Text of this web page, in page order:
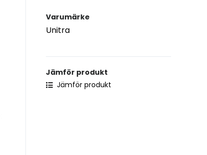
Varumärke
Unitra
Jämför produkt
Jämför produkt